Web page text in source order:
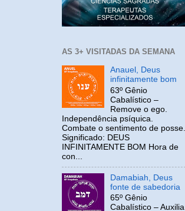
AS 3+ VISITADAS DA SEMANA
Anauel, Deus
infinitamente bom
63º Gênio
Cabalístico –
Remove o ego.
Independência psíquica.
Combate o sentimento de posse.
Significado: DEUS
INFINITAMENTE BOM Hora de
con...
Damabiah, Deus
fonte de sabedoria
65º Gênio
Cabalístico – Auxilia